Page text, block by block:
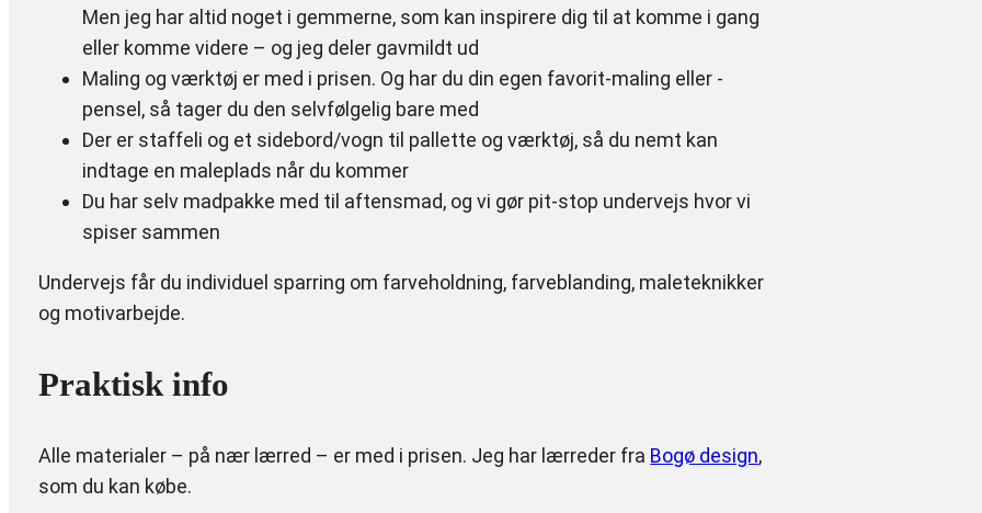
Men jeg har altid noget i gemmerne, som kan inspirere dig til at komme i gang
eller komme videre – og jeg deler gavmildt ud
Maling og værktøj er med i prisen. Og har du din egen favorit-maling eller -
pensel, så tager du den selvfølgelig bare med
Der er staffeli og et sidebord/vogn til pallette og værktøj, så du nemt kan
indtage en maleplads når du kommer
Du har selv madpakke med til aftensmad, og vi gør pit-stop undervejs hvor vi
spiser sammen
Undervejs får du individuel sparring om farveholdning, farveblanding, maleteknikker
og motivarbejde.
Praktisk info
Alle materialer – på nær lærred – er med i prisen. Jeg har lærreder fra Bogø design,
som du kan købe.